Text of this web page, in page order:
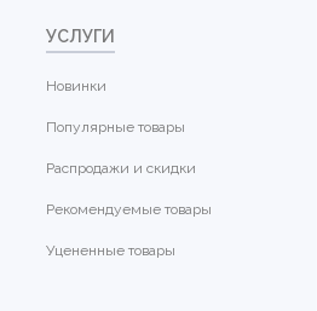
УСЛУГИ
Новинки
Популярные товары
Распродажи и скидки
Рекомендуемые товары
Уцененные товары